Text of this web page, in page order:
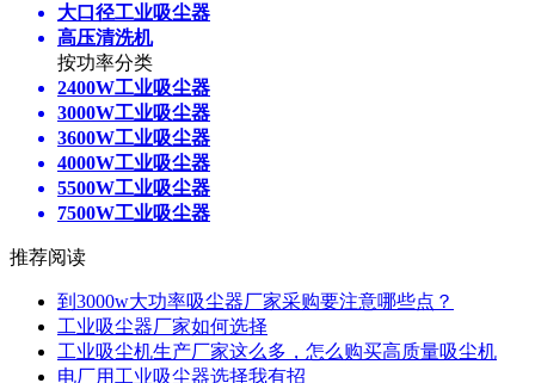
大口径工业吸尘器
高压清洗机
按功率分类
2400W工业吸尘器
3000W工业吸尘器
3600W工业吸尘器
4000W工业吸尘器
5500W工业吸尘器
7500W工业吸尘器
推荐阅读
到3000w大功率吸尘器厂家采购要注意哪些点？
工业吸尘器厂家如何选择
工业吸尘机生产厂家这么多，怎么购买高质量吸尘机
电厂用工业吸尘器选择我有招